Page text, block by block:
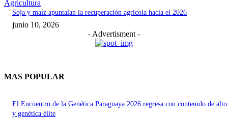
Agricultura
Soja y maíz apuntalan la recuperación agrícola hacia el 2026
junio 10, 2026
- Advertisment -
MAS POPULAR
El Encuentro de la Genética Paraguaya 2026 regresa con contenido de
y genética élite